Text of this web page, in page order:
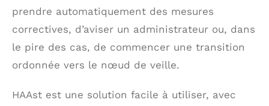
prendre automatiquement des mesures
correctives, d’aviser un administrateur ou, dans
le pire des cas, de commencer une transition
ordonnée vers le nœud de veille.
HAAst est une solution facile à utiliser, avec